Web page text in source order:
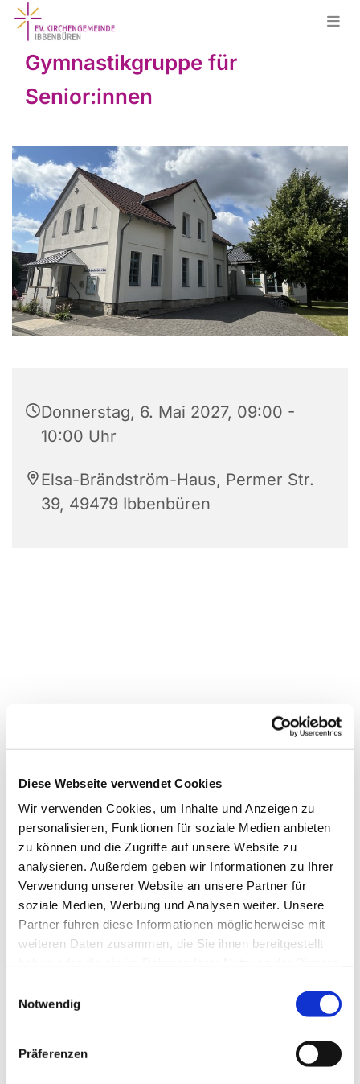
Diese Webseite verwendet Cookies
Wir verwenden Cookies, um Inhalte und Anzeigen zu
personalisieren, Funktionen für soziale Medien anbieten
zu können und die Zugriffe auf unsere Website zu
analysieren. Außerdem geben wir Informationen zu Ihrer
Verwendung unserer Website an unsere Partner für
soziale Medien, Werbung und Analysen weiter. Unsere
Partner führen diese Informationen möglicherweise mit
weiteren Daten zusammen, die Sie ihnen bereitgestellt
Notwendig
Präferenzen
Gymnastikgruppe für
Senior:innen
Donnerstag, 6. Mai 2027, 09:00 -
10:00 Uhr
Elsa-Brändström-Haus, Permer Str.
39, 49479 Ibbenbüren
Dies könnte Sie auch
interessieren